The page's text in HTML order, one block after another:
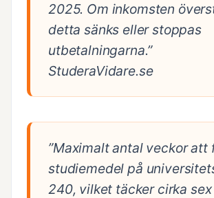
2025. Om inkomsten
detta sänks eller stoppas
utbetalningarna.”
StuderaVidare.se
”Maximalt antal veckor att
studiemedel på
240, vilket täcker cirka sex